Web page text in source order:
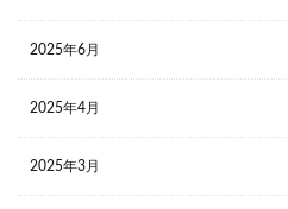
2025年6月
2025年4月
2025年3月